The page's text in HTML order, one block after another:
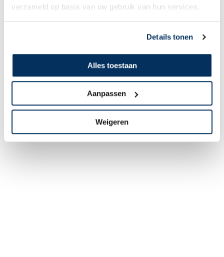
verzameld op basis van uw gebruik van hun services.
Details tonen
Alles toestaan
Aanpassen
Weigeren